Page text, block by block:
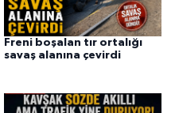
Freni boşalan tır ortalığı
savaş alanına çevirdi